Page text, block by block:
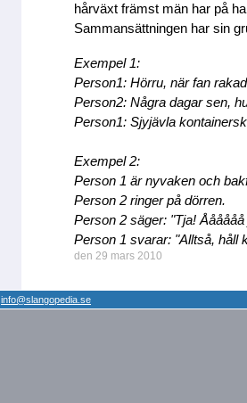
hårväxt främst män har på
Sammansättningen har sin
Exempel 1:
Person1: Hörru, när fan
Person2: Några dagar sen,
Person1: Sjyjävla
Exempel 2:
Person 1 är nyvaken och
Person 2 ringer på dörren.
Person 2 säger: "Tja!
Person 1 svarar: "Alltså, håll
den 29 mars 2010
info@slangopedia.se